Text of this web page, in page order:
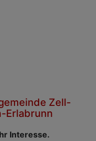
Zell-
Erlabrunn
Interesse.